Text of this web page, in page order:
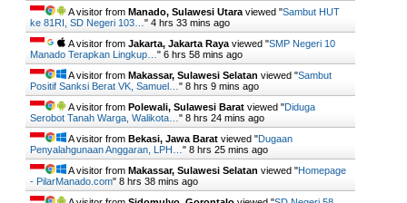
A visitor from Manado, Sulawesi Utara viewed "Sambut HUT
ke 81RI, SD Negeri 103… " 4 hrs 33 mins ago
A visitor from Jakarta, Jakarta Raya viewed "SMP Negeri 10
Manado Terapkan Lingkup… " 6 hrs 58 mins ago
A visitor from Makassar, Sulawesi Selatan viewed "Sambut
Positif Sanksi Berat VK, Samuel… " 8 hrs 9 mins ago
A visitor from Polewali, Sulawesi Barat viewed "Diduga
Serobot Tanah Warga, Walikota… " 8 hrs 24 mins ago
A visitor from Bekasi, Jawa Barat viewed "Dugaan
Penyalahgunaan Anggaran, LPH… " 8 hrs 25 mins ago
A visitor from Makassar, Sulawesi Selatan viewed "Homepage
- PilarManado.com" 8 hrs 38 mins ago